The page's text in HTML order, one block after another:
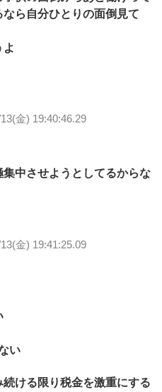
ら自分ひとりの面倒見て
金) 19:40:46.29
中させようとしてるからな
金) 19:41:25.09
い
ける限り税金を激重にする